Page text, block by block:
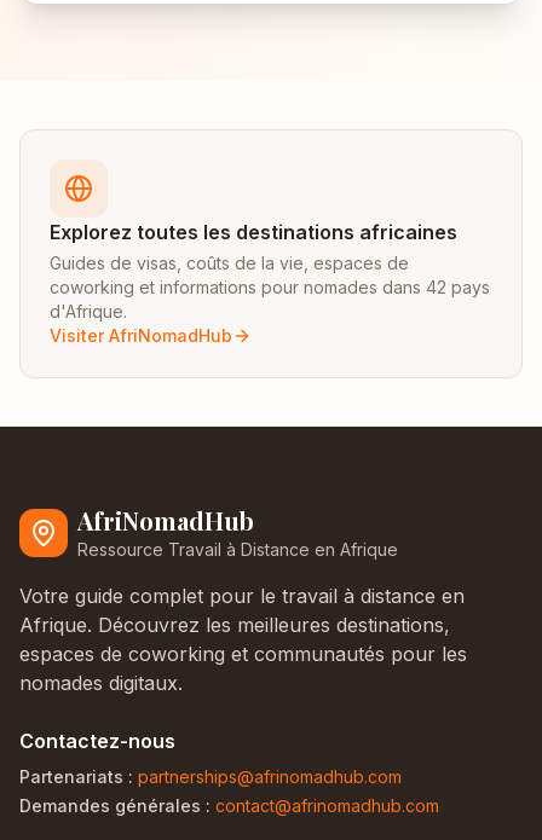
Explorez toutes les destinations africaines
Guides de visas, coûts de la vie, espaces de
coworking et informations pour nomades dans 42 pays
d'Afrique.
Visiter AfriNomadHub
AfriNomadHub
Ressource Travail à Distance en Afrique
Votre guide complet pour le travail à distance en
Afrique. Découvrez les meilleures destinations,
espaces de coworking et communautés pour les
nomades digitaux.
Contactez-nous
Partenariats : partnerships@afrinomadhub.com
Demandes générales : contact@afrinomadhub.com